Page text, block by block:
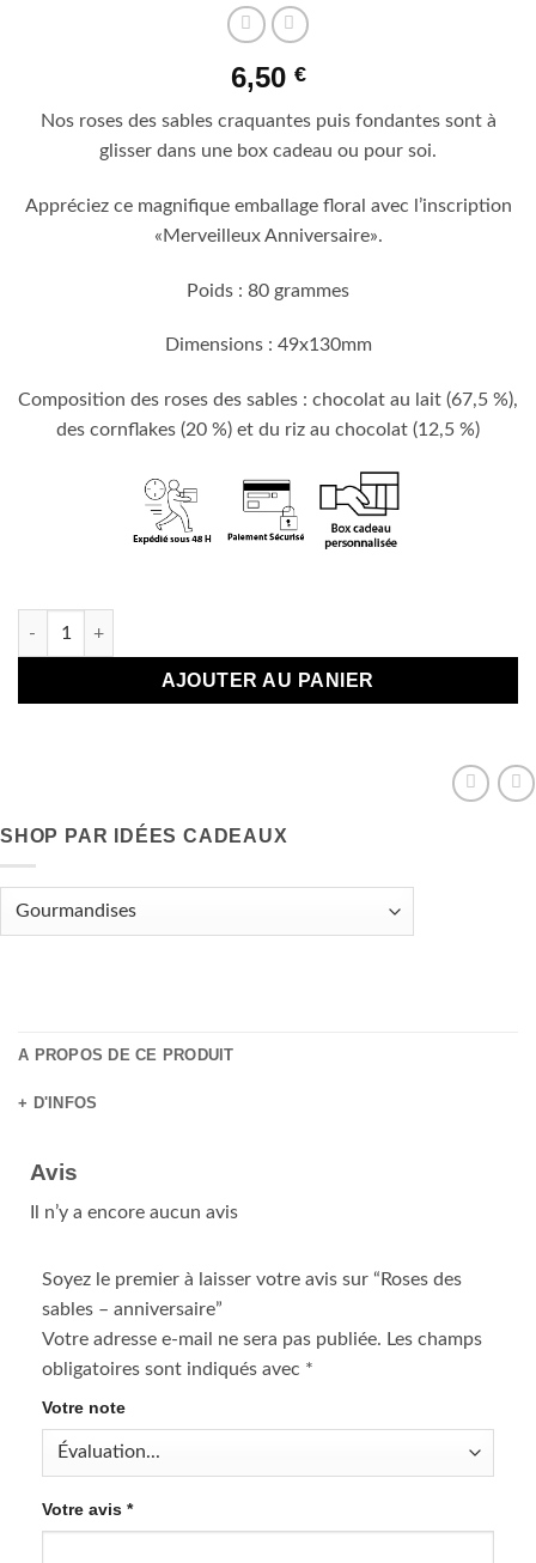
6,50 €
Nos roses des sables craquantes puis fondantes sont à
glisser dans une box cadeau ou pour soi.
Appréciez ce magnifique emballage floral avec l’inscription
«Merveilleux Anniversaire».
Poids : 80 grammes
Dimensions : 49x130mm
Composition des roses des sables : chocolat au lait (67,5 %),
des cornflakes (20 %) et du riz au chocolat (12,5 %)
quantité de Roses des sables - anniversaire
AJOUTER AU PANIER
SHOP PAR IDÉES CADEAUX
A PROPOS DE CE PRODUIT
+ D'INFOS
Avis
Il n’y a encore aucun avis
Soyez le premier à laisser votre avis sur “Roses des
sables – anniversaire”
Votre adresse e-mail ne sera pas publiée. Les champs
obligatoires sont indiqués avec *
Votre note
Votre avis *